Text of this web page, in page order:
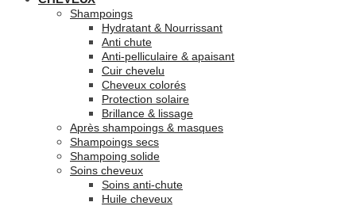
Shampoings
Hydratant & Nourrissant
Anti chute
Anti-pelliculaire & apaisant
Cuir chevelu
Cheveux colorés
Protection solaire
Brillance & lissage
Après shampoings & masques
Shampoings secs
Shampoing solide
Soins cheveux
Soins anti-chute
Huile cheveux